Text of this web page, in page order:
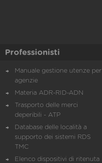
Professionisti
Manuale gestione utenze per
agenzie
Materia ADR-RID-ADN
Trasporto delle merci
deperibili - ATP
Database delle località a
supporto dei sistemi RDS
TMC
Elenco dispositivi di ritenuta